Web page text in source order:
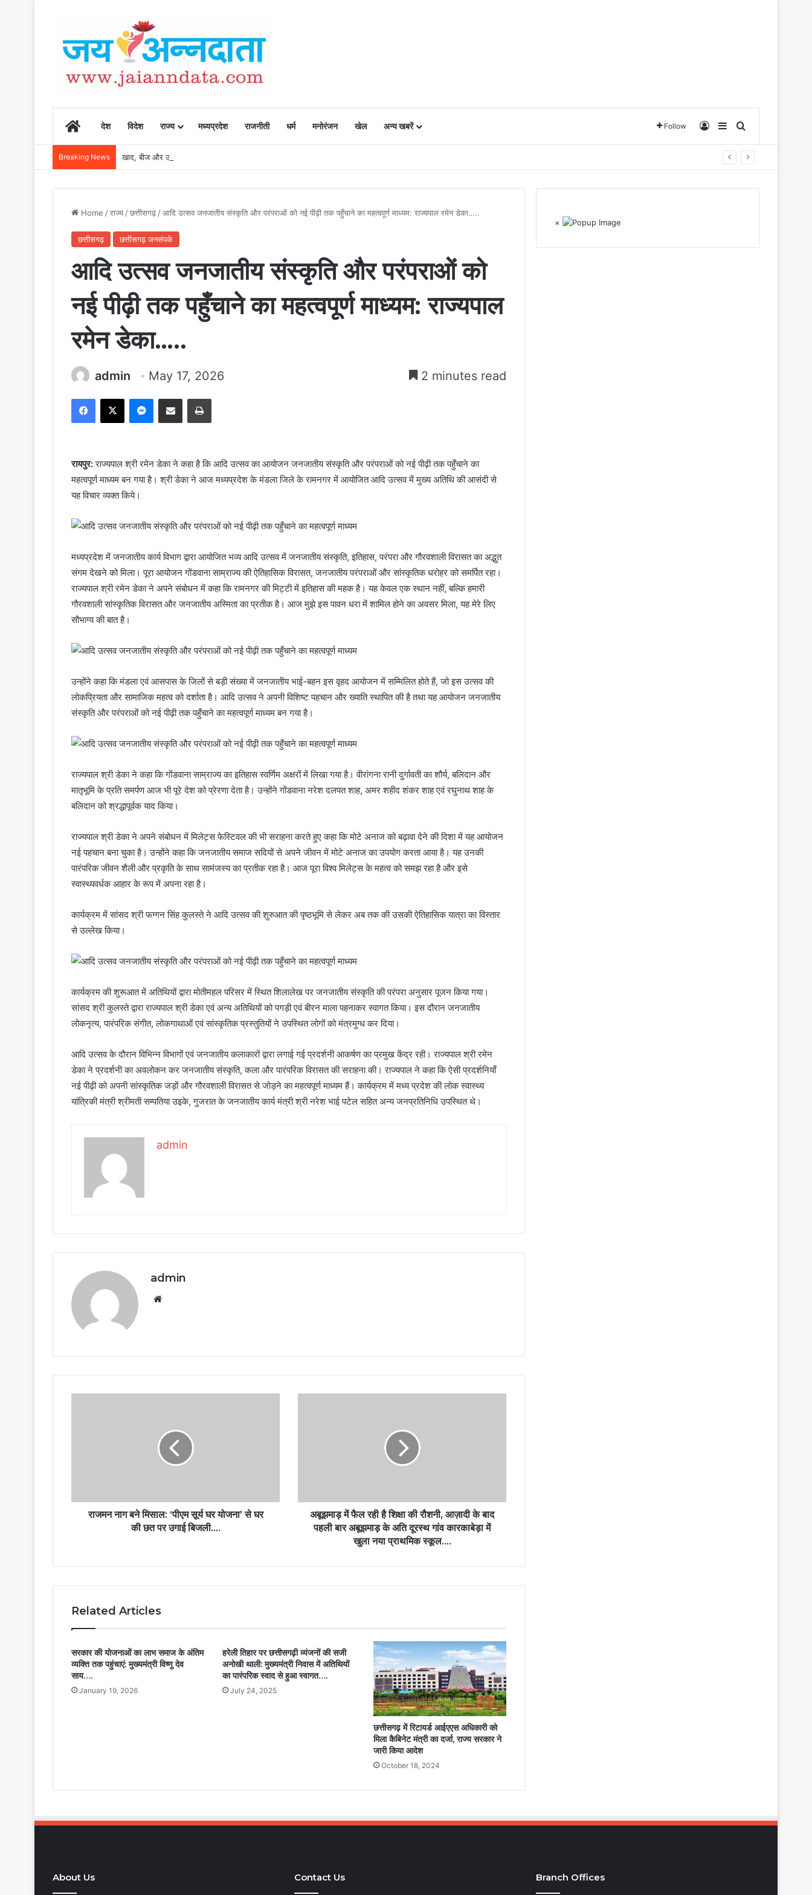
Homeदेश विदेश राज्य मध्यप्रदेश राजनीती धर्म मनोरंजन खेल अन्य खबरें Follow Log InSidebarSearch for
Breaking News खाद, बीज और उर्वरकों की समय पर उपलब्धता से किसानों में उत्साह, नैनो डीएपी और नैनो यूरिया बने किसानों के भरोसेमंद कृषि साथी…..
Home /राज्य/छत्तीसगढ़/आदि उत्सव जनजातीय संस्कृति और परंपराओं को नई पीढ़ी तक पहुँचाने का महत्वपूर्ण माध्यम: राज्यपाल रमेन डेका…..
छत्तीसगढ़ छत्तीसगढ़ जनसंपर्क
आदि उत्सव जनजातीय संस्कृति और परंपराओं को
नई पीढ़ी तक पहुँचाने का महत्वपूर्ण माध्यम: राज्यपाल
रमेन डेका…..
admin May 17, 2026 2 minutes read
Facebook
X Messenger
Share via Email Print
रायपुर:राज्यपाल श्री रमेन डेका ने कहा है कि आदि उत्सव का आयोजन जनजातीय संस्कृति और परंपराओं को नई पीढ़ी तक पहुँचाने का
महत्वपूर्ण माध्यम बन गया है। श्री डेका ने आज मध्यप्रदेश के मंडला जिले के रामनगर में आयोजित आदि उत्सव में मुख्य अतिथि की आसंदी से
यह विचार व्यक्त किये।
मध्यप्रदेश में जनजातीय कार्य विभाग द्वारा आयोजित भव्य आदि उत्सव में जनजातीय संस्कृति, इतिहास, परंपरा और गौरवशाली विरासत का अद्भुत
संगम देखने को मिला। पूरा आयोजन गोंडवाना साम्राज्य की ऐतिहासिक विरासत, जनजातीय परंपराओं और सांस्कृतिक धरोहर को समर्पित रहा।
राज्यपाल श्री रमेन डेका ने अपने संबोधन में कहा कि रामनगर की मिट्टी में इतिहास की महक है। यह केवल एक स्थान नहीं, बल्कि हमारी
गौरवशाली सांस्कृतिक विरासत और जनजातीय अस्मिता का प्रतीक है। आज मुझे इस पावन धरा में शामिल होने का अवसर मिला, यह मेरे लिए
सौभाग्य की बात है।
उन्होंने कहा कि मंडला एवं आसपास के जिलों से बड़ी संख्या में जनजातीय भाई-बहन इस वृहद आयोजन में सम्मिलित होते हैं, जो इस उत्सव की
लोकप्रियता और सामाजिक महत्व को दर्शाता है। आदि उत्सव ने अपनी विशिष्ट पहचान और ख्याति स्थापित की है तथा यह आयोजन जनजातीय
संस्कृति और परंपराओं को नई पीढ़ी तक पहुँचाने का महत्वपूर्ण माध्यम बन गया है।
राज्यपाल श्री डेका ने कहा कि गोंडवाना साम्राज्य का इतिहास स्वर्णिम अक्षरों में लिखा गया है। वीरांगना रानी दुर्गावती का शौर्य, बलिदान और
मातृभूमि के प्रति समर्पण आज भी पूरे देश को प्रेरणा देता है। उन्होंने गोंडवाना नरेश दलपत शाह, अमर शहीद शंकर शाह एवं रघुनाथ शाह के
बलिदान को श्रद्धापूर्वक याद किया।
राज्यपाल श्री डेका ने अपने संबोधन में मिलेट्स फेस्टिवल की भी सराहना करते हुए कहा कि मोटे अनाज को बढ़ावा देने की दिशा में यह आयोजन
नई पहचान बना चुका है। उन्होंने कहा कि जनजातीय समाज सदियों से अपने जीवन में मोटे अनाज का उपयोग करता आया है। यह उनकी
पारंपरिक जीवन शैली और प्रकृति के साथ सामंजस्य का प्रतीक रहा है। आज पूरा विश्व मिलेट्स के महत्व को समझ रहा है और इसे
स्वास्थ्यवर्धक आहार के रूप में अपना रहा है।
कार्यक्रम में सांसद श्री फग्गन सिंह कुलस्ते ने आदि उत्सव की शुरुआत की पृष्ठभूमि से लेकर अब तक की उसकी ऐतिहासिक यात्रा का विस्तार
से उल्लेख किया।
कार्यक्रम की शुरूआत में अतिथियों द्वारा मोतीमहल परिसर में स्थित शिलालेख पर जनजातीय संस्कृति की परंपरा अनुसार पूजन किया गया।
सांसद श्री कुलस्ते द्वारा राज्यपाल श्री डेका एवं अन्य अतिथियों को पगड़ी एवं बीरन माला पहनाकर स्वागत किया। इस दौरान जनजातीय
लोकनृत्य, पारंपरिक संगीत, लोकगाथाओं एवं सांस्कृतिक प्रस्तुतियों ने उपस्थित लोगों को मंत्रमुग्ध कर दिया।
आदि उत्सव के दौरान विभिन्न विभागों एवं जनजातीय कलाकारों द्वारा लगाई गई प्रदर्शनी आकर्षण का प्रमुख केंद्र रही। राज्यपाल श्री रमेन
डेका ने प्रदर्शनी का अवलोकन कर जनजातीय संस्कृति, कला और पारंपरिक विरासत की सराहना की। राज्यपाल ने कहा कि ऐसी प्रदर्शनियाँ
नई पीढ़ी को अपनी सांस्कृतिक जड़ों और गौरवशाली विरासत से जोड़ने का महत्वपूर्ण माध्यम हैं। कार्यक्रम में मध्य प्रदेश की लोक स्वास्थ्य
यांत्रिकी मंत्री श्रीमती सम्पतिया उइके, गुजरात के जनजातीय कार्य मंत्री श्री नरेश भाई पटेल सहित अन्य जनप्रतिनिधि उपस्थित थे।
admin
admin
राजमन नाग बने मिसाल: ‘पीएम सूर्य घर योजना’ से घर
की छत पर उगाई बिजली….
अबूझमाड़ में फैल रही है शिक्षा की रौशनी, ​आज़ादी के बाद
पहली बार अबूझमाड़ के अति दूरस्थ गांव कारकाबेड़ा में
खुला नया प्राथमिक स्कूल….
Related Articles
सरकार की योजनाओं का लाभ समाज के अंतिम
व्यक्ति तक पहुंचाएं: मुख्यमंत्री विष्णु देव
साय….
January 19, 2026
हरेली तिहार पर छत्तीसगढ़ी व्यंजनों की सजी
अनोखी थाली: मुख्यमंत्री निवास में अतिथियों
का पारंपरिक स्वाद से हुआ स्वागत….
July 24, 2025
छत्तीसगढ़ में रिटायर्ड आईएएस अधिकारी को
मिला कैबिनेट मंत्री का दर्जा, राज्य सरकार ने
जारी किया आदेश
October 18, 2024
×
About Us Contact Us Branch Offices